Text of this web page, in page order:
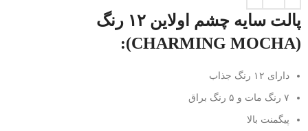
پالت سایه چشم اولاین ۱۲ رنگ
(CHARMING MOCHA):
دارای ۱۲ رنگ جذاب
۷ رنگ مات و ۵ رنگ براق
پیگمنت بالا